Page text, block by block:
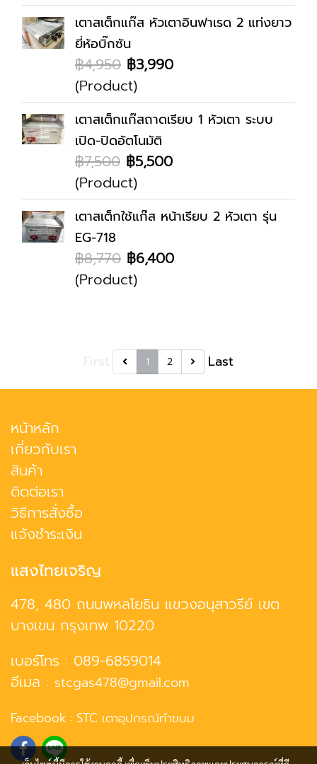
เตาสเต็กแก๊ส หัวเตาอินฟาเรด 2 แท่งยาว
ยี่ห้อบิ๊กซัน
฿4,950 ฿3,990
(Product)
เตาสเต็กแก๊สถาดเรียบ 1 หัวเตา ระบบ
เปิด-ปิดอัตโนมัติ
฿7,500 ฿5,500
(Product)
เตาสเต็กใช้แก๊ส หน้าเรียบ 2 หัวเตา รุ่น
EG-718
฿8,770 ฿6,400
(Product)
1 2 Last
หน้าหลัก
เกี่ยวกับเรา
สินค้า
ติดต่อเรา
วิธีการสั่งซื้อ
แจ้งชำระเงิน
แสงไทยเจริญ
478, 480 ถนนพหลโยธิน แขวงอนุสาวรีย์ เขต
บางเขน กรุงเทพ 10220
เบอร์โทร : 089-6859014
อีเมล : stcgas478@gmail.com
Facebook : STC เตาอุปกรณ์ทำขนม